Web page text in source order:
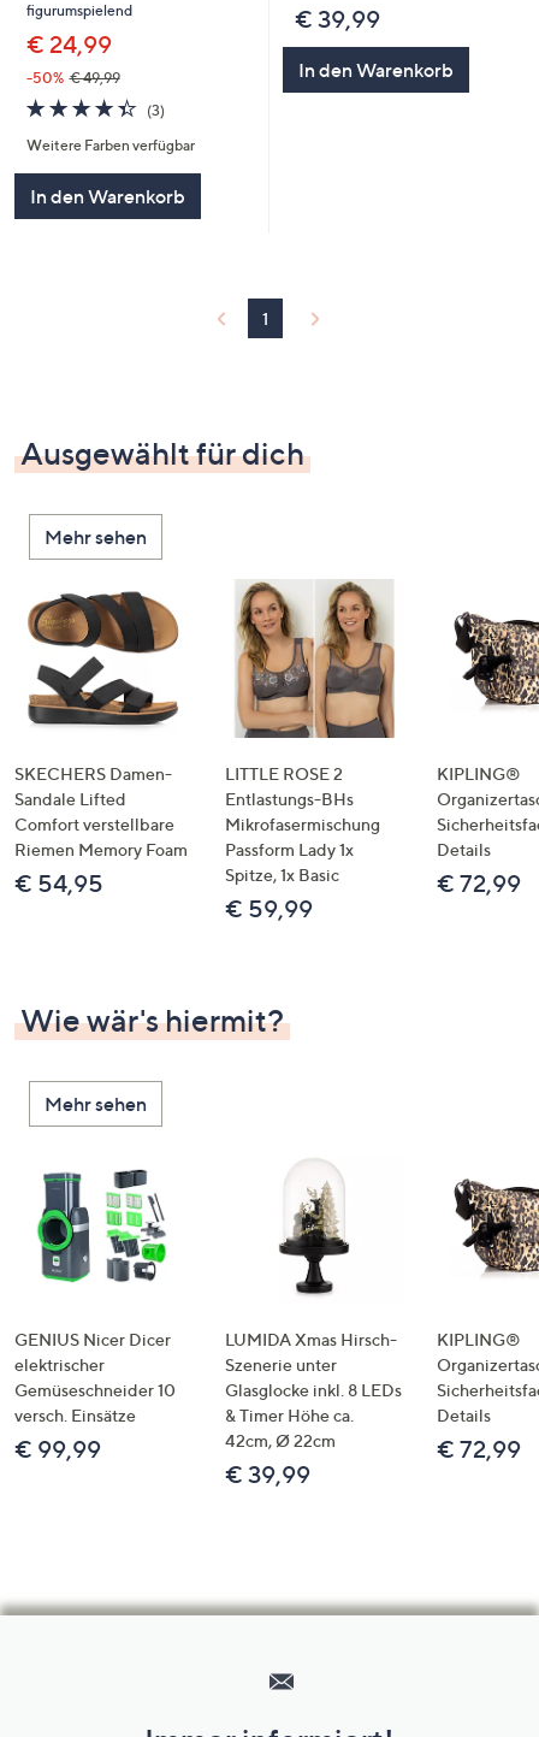
figurumspielend
€ 24,99
-50% € 49,99
4.3
von
5
(3)3
Weitere Farben verfügbar
In den Warenkorb
€ 39,99
In den Warenkorb
1
Ausgewählt für dich
Mehr sehen
SKECHERS Damen-
Sandale Lifted
Comfort verstellbare
Riemen Memory Foam
€ 54,95
LITTLE ROSE 2
Entlastungs-BHs
Mikrofasermischung
Passform Lady 1x
Spitze, 1x Basic
€ 59,99
KIPLING®
Details
€ 72,99
Wie wär's hiermit?
Mehr sehen
GENIUS Nicer Dicer
elektrischer
Gemüseschneider 10
versch. Einsätze
€ 99,99
LUMIDA Xmas Hirsch-
Szenerie unter
Glasglocke inkl. 8 LEDs
& Timer Höhe ca.
42cm, Ø 22cm
€ 39,99
KIPLING®
Details
€ 72,99